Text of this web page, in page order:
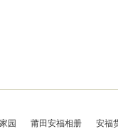
园 莆田安福相册 安福